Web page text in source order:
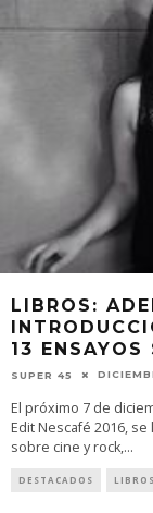
LIBROS:
13 ENSAYOS
SUPER 45
El próximo 7 de
Edit Nescafé 2016,
sobre cine y rock,...
DESTACADOS LIBROS